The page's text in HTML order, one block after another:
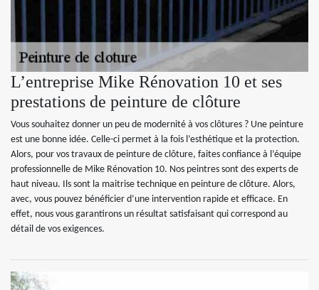
L’entreprise Mike Rénovation 10 et ses
prestations de peinture de clôture
Vous souhaitez donner un peu de modernité à vos clôtures ? Une peinture
est une bonne idée. Celle-ci permet à la fois l’esthétique et la protection.
Alors, pour vos travaux de peinture de clôture, faites confiance à l’équipe
professionnelle de Mike Rénovation 10. Nos peintres sont des experts de
haut niveau. Ils sont la maitrise technique en peinture de clôture. Alors,
avec, vous pouvez bénéficier d’une intervention rapide et efficace. En
effet, nous vous garantirons un résultat satisfaisant qui correspond au
détail de vos exigences.